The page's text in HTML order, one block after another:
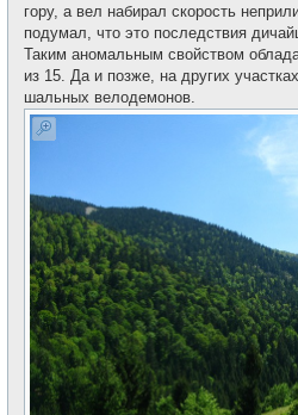
гору, а вел набирал скорость
подумал, что это последствия
Таким аномальным свойством
из 15. Да и позже, на других
шальных велодемонов.